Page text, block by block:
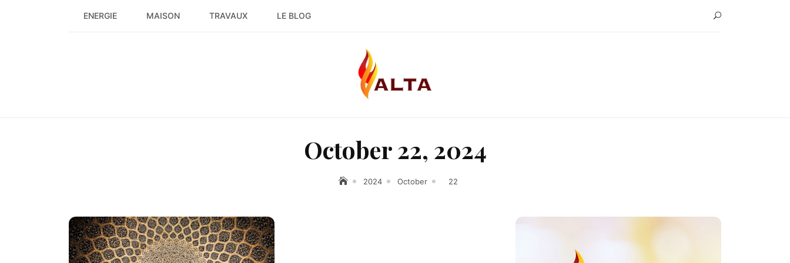
ENERGIE MAISON TRAVAUX LE BLOG
October 22, 2024
2024 October 22